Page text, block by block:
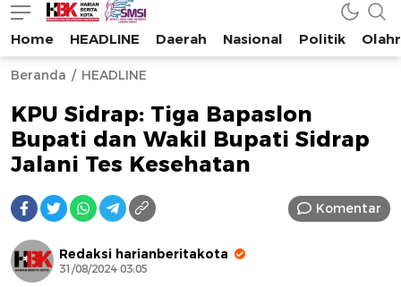
HarianBeritaKota
Mengabarkan Setiap Detil, Sudut, dan Cerita Kota
Home HEADLINE Daerah Nasional Politik
Beranda HEADLINE
KPU Sidrap: Tiga Bapaslon
Bupati dan Wakil Bupati Sidrap
Jalani Tes Kesehatan
Komentar
Redaksi harianberitakota
31/08/2024 03:05